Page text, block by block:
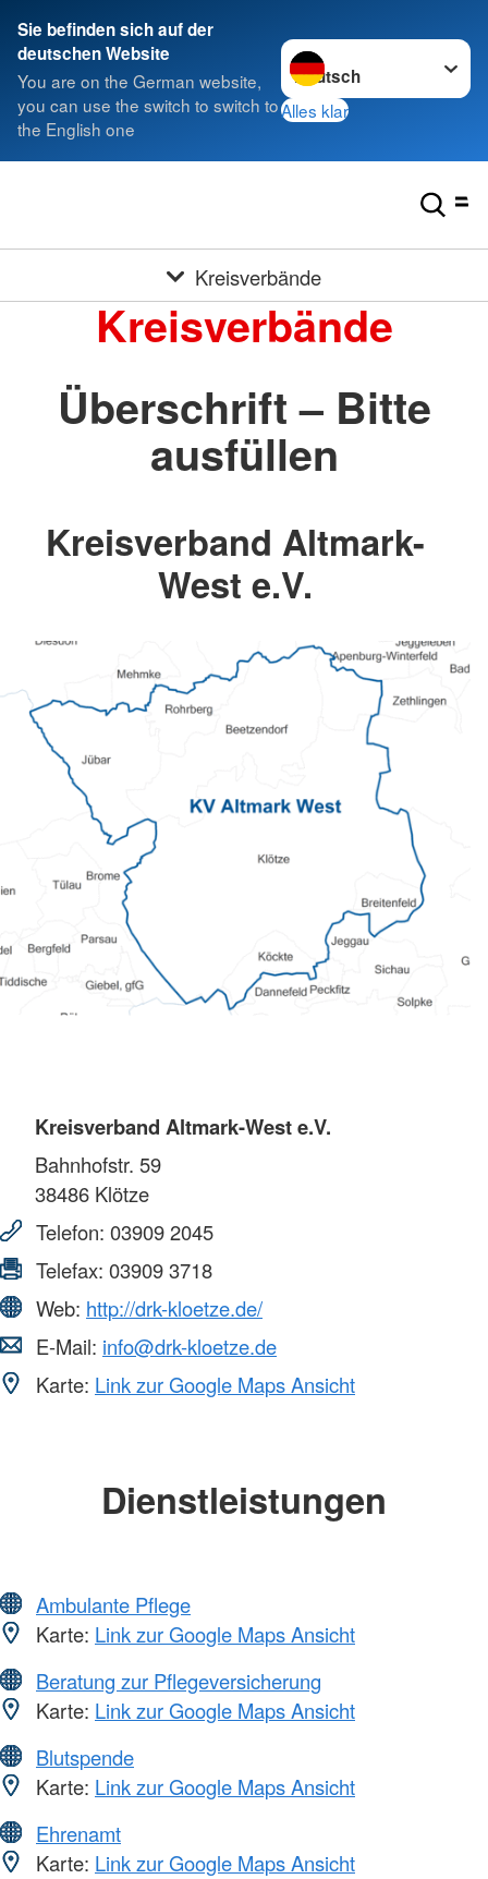
Sie befinden sich auf der
deutschen Website
You are on the German website,
you can use the switch to switch to
the English one
Sprache wechseln zu
Alles klar
Kreisverbände
Kreisverbände
Überschrift – Bitte
ausfüllen
Kreisverband Altmark-
West e.V.
Kreisverband Altmark-West e.V.
Bahnhofstr. 59
38486 Klötze
Telefon: 03909 2045
Telefax: 03909 3718
Web: http://drk-kloetze.de/
E-Mail: info@drk-kloetze.de
Karte: Link zur Google Maps Ansicht
Dienstleistungen
Ambulante Pflege
Karte: Link zur Google Maps Ansicht
Beratung zur Pflegeversicherung
Karte: Link zur Google Maps Ansicht
Blutspende
Karte: Link zur Google Maps Ansicht
Ehrenamt
Karte: Link zur Google Maps Ansicht